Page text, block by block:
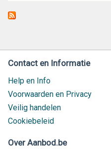
Contact en Informatie
Help en Info
Voorwaarden en Privacy
Veilig handelen
Cookiebeleid
Over Aanbod.be